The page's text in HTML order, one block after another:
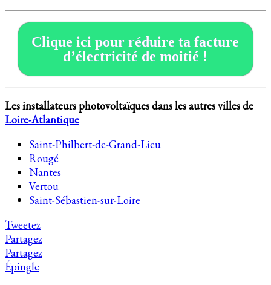
Clique ici pour réduire ta facture
d’électricité de moitié !
Les installateurs photovoltaïques dans les autres villes de
Loire-Atlantique
Saint-Philbert-de-Grand-Lieu
Rougé
Nantes
Vertou
Saint-Sébastien-sur-Loire
Tweetez
Partagez
Partagez
Épingle